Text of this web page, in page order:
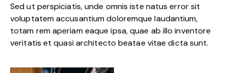
Sed ut perspiciatis, unde omnis iste natus error sit
voluptatem accusantium doloremque laudantium,
totam rem aperiam eaque ipsa, quae ab illo inventore
veritatis et quasi architecto beatae vitae dicta sunt.